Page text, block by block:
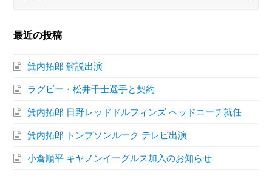
最近の投稿
箕内拓郎 解説出演
ラグビー・松井千士選手と契約
箕内拓郎 日野レッドドルフィンズ ヘッドコーチ就任
箕内拓郎 トンプソンルーク テレビ出演
小倉順平 キヤノンイーグルス加入のお知らせ